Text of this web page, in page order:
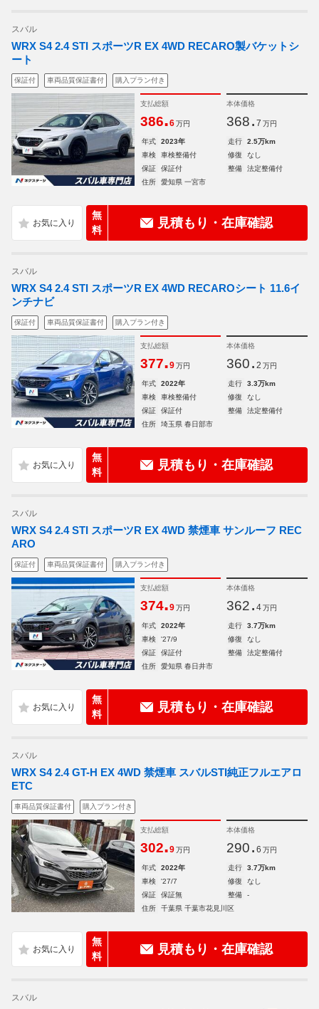
スバル
WRX S4 2.4 STI スポーツR EX 4WD RECARO製バケットシ
ート
保証付 車両品質保証書付 購入プラン付き
支払総額
386.6 万円
本体価格
368. 7 万円
年式 2023年 走行
2.5万km
車検
車検整備付 修復
なし
保証
保証付 整備
法定整備付
住所
愛知県 一宮市
無
料
見積もり・在庫確認
スバル
WRX S4 2.4 STI スポーツR EX 4WD RECAROシート 11.6イ
ンチナビ
保証付 車両品質保証書付 購入プラン付き
支払総額
377.9 万円
本体価格
360. 2 万円
年式 2022年 走行
3.3万km
車検
車検整備付 修復
なし
保証
保証付 整備
法定整備付
住所
埼玉県 春日部市
無
料
見積もり・在庫確認
スバル
WRX S4 2.4 STI スポーツR EX 4WD 禁煙車 サンルーフ REC
ARO
保証付 車両品質保証書付 購入プラン付き
支払総額
374.9 万円
本体価格
362. 4 万円
年式 2022年 走行
3.7万km
車検
'27/9 修復
なし
保証
保証付 整備
法定整備付
住所
愛知県 春日井市
無
料
見積もり・在庫確認
スバル
WRX S4 2.4 GT-H EX 4WD 禁煙車 スバルSTI純正フルエアロ
ETC
車両品質保証書付 購入プラン付き
支払総額
302.9 万円
本体価格
290. 6 万円
年式 2022年 走行
3.7万km
車検
'27/7 修復
なし
保証
保証無 整備
-
住所
千葉県 千葉市花見川区
無
料
見積もり・在庫確認
スバル